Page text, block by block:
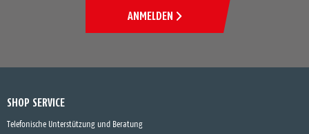
ANMELDEN
SHOP SERVICE
Telefonische Unterstützung und Beratung